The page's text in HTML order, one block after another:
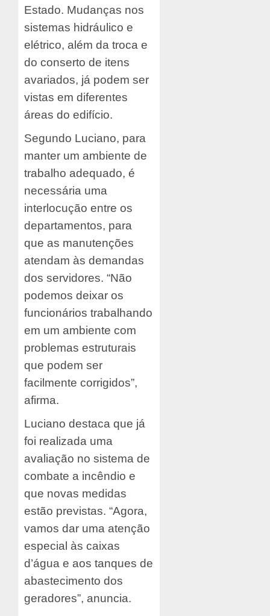
Estado. Mudanças nos
sistemas hidráulico e
elétrico, além da troca e
do conserto de itens
avariados, já podem ser
vistas em diferentes
áreas do edifício.
Segundo Luciano, para
manter um ambiente de
trabalho adequado, é
necessária uma
interlocução entre os
departamentos, para
que as manutenções
atendam às demandas
dos servidores. “Não
podemos deixar os
funcionários trabalhando
em um ambiente com
problemas estruturais
que podem ser
facilmente corrigidos”,
afirma.
Luciano destaca que já
foi realizada uma
avaliação no sistema de
combate a incêndio e
que novas medidas
estão previstas. “Agora,
vamos dar uma atenção
especial às caixas
d’água e aos tanques de
abastecimento dos
geradores”, anuncia.